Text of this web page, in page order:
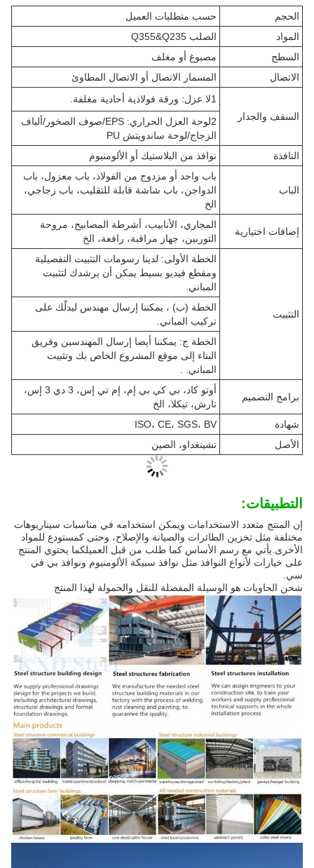
الحجم
حسب متطلبات العميل
المواد
الصلب Q355&Q235
السطح
مصبوغ أو مغلف
الاتصال
المسمار الاتصال أو الاتصال المطاوئ
السقف والجدار
1لا عزل: ورقة فولاذية أحادية مغلفة.
2لوحة العزل الحراري: EPS/صوف الصخور/ألياف
الزجاج/لوحة ساندويتش PU
النافذة
نوافذ من البلاستيك أو الألومنيوم
الباب
باب واحد أو مزدوج من الفولاذ، باب معزول، باب
الدواجن، باب شاشة قابلة للتقليب، باب زجاجي،
الخ
إضافات اختيارية
المجاري، الأنابيب، أشرطة المصابيح، مروحة
التوربين، جهاز مراقبة، رافعة، الخ
التثبيت
الخطة الأولى: لدينا رسومات التثبيت التفصيلية
ومقطع فيديو بسيط يمكن أن يرشدك لتثبيت
المباني.
الخطة (ب) ، يمكننا إرسال مهندس ليدلّك على
تركيب المباني.
الخطة ج: يمكننا أيضا إرسال المهندسين وفريق
البناء إلى موقع المشروع الخاص بك وتثبيت
المباني. .
برامج التصميم
أوتو كاد، بي كي بي إم، إم تي إس، 3 دي 3 إس،
تارش، تيكلا، الخ
شهادة
ISO، CE، SGS، BV
الأصل
تشينغداو، الصين
التطبيقات:
إن المنتج متعدد الاستخدامات ويمكن استخدامه في مناسبات سيناريوهات
مختلفة مثل تخزين الطائرات والصيانة والإصلاح، وحتى كمستودع للمواد
الأخرى.يأتي مع رسم الأساس كما طلب من قبل العميلكما يحتوي المنتج
على خيارات لأنواع النوافذ مثل نوافذ سبيكة الألومنيوم ونوافذ بي في
سي.
شحن الحاويات هو الوسيلة المفضلة للنقل والحمولة لهذا المنتج